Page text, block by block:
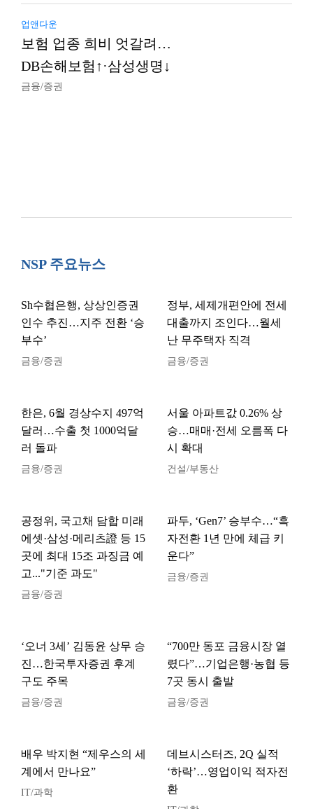
업앤다운
보험 업종 희비 엇갈려…
DB손해보험↑·삼성생명↓
금융/증권
NSP 주요뉴스
Sh수협은행, 상상인증권
인수 추진…지주 전환 ‘승
부수’
금융/증권
정부, 세제개편안에 전세
대출까지 조인다…월세
난 무주택자 직격
금융/증권
한은, 6월 경상수지 497억
달러…수출 첫 1000억달
러 돌파
금융/증권
서울 아파트값 0.26% 상
승…매매·전세 오름폭 다
시 확대
건설/부동산
공정위, 국고채 담합 미래
에셋·삼성·메리츠證 등 15
곳에 최대 15조 과징금 예
고..."기준 과도"
금융/증권
파두, ‘Gen7’ 승부수…“흑
자전환 1년 만에 체급 키
운다”
금융/증권
‘오너 3세’ 김동윤 상무 승
진…한국투자증권 후계
구도 주목
금융/증권
“700만 동포 금융시장 열
렸다”…기업은행·농협 등
7곳 동시 출발
금융/증권
배우 박지현 “제우스의 세
계에서 만나요”
IT/과학
데브시스터즈, 2Q 실적
‘하락’…영업이익 적자전
환